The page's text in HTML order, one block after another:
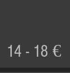
14 - 18 €